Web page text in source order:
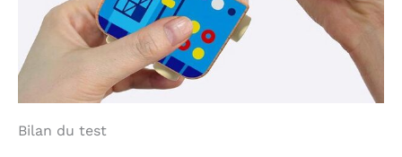
Bilan du test